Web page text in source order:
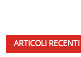
ARTICOLI RECENTI